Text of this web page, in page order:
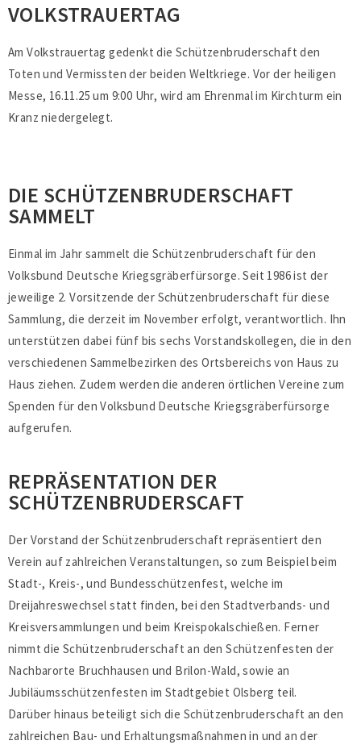
VOLKSTRAUERTAG
Am Volkstrauertag gedenkt die Schützenbruderschaft den
Toten und Vermissten der beiden Weltkriege. Vor der heiligen
Messe, 16.11.25 um 9:00 Uhr, wird am Ehrenmal im Kirchturm ein
Kranz niedergelegt.
DIE SCHÜTZENBRUDERSCHAFT
SAMMELT
Einmal im Jahr sammelt die Schützenbruderschaft für den
Volksbund Deutsche Kriegsgräberfürsorge. Seit 1986 ist der
jeweilige 2. Vorsitzende der Schützenbruderschaft für diese
Sammlung, die derzeit im November erfolgt, verantwortlich. Ihn
unterstützen dabei fünf bis sechs Vorstandskollegen, die in den
verschiedenen Sammelbezirken des Ortsbereichs von Haus zu
Haus ziehen. Zudem werden die anderen örtlichen Vereine zum
Spenden für den Volksbund Deutsche Kriegsgräberfürsorge
aufgerufen.
REPRÄSENTATION DER
SCHÜTZENBRUDERSCAFT
Der Vorstand der Schützenbruderschaft repräsentiert den
Verein auf zahlreichen Veranstaltungen, so zum Beispiel beim
Stadt-, Kreis-, und Bundesschützenfest, welche im
Dreijahreswechsel statt finden, bei den Stadtverbands- und
Kreisversammlungen und beim Kreispokalschießen. Ferner
nimmt die Schützenbruderschaft an den Schützenfesten der
Nachbarorte Bruchhausen und Brilon-Wald, sowie an
Jubiläumsschützenfesten im Stadtgebiet Olsberg teil.
Darüber hinaus beteiligt sich die Schützenbruderschaft an den
zahlreichen Bau- und Erhaltungsmaßnahmen in und an der